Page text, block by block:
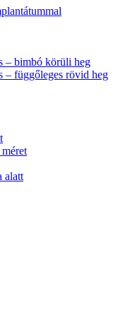
– bimbó körüli heg
– függőleges rövid heg
alatt